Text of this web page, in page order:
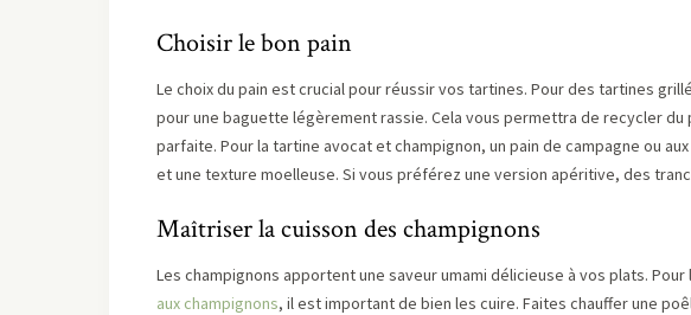
Choisir le bon pain
Le choix du pain est crucial pour réussir vos tartines. Pour des tartines
pour une baguette légèrement rassie. Cela vous permettra de recycler
parfaite. Pour la tartine avocat et champignon, un pain de campagne ou
et une texture moelleuse. Si vous préférez une version apéritive, des
Maîtriser la cuisson des champignons
Les champignons apportent une saveur umami délicieuse à vos plats. Pour
aux champignons, il est important de bien les cuire. Faites chauffer une